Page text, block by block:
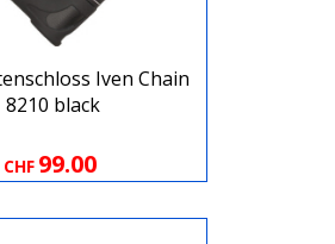
Iven Chain
8210 black
CHF 99.00